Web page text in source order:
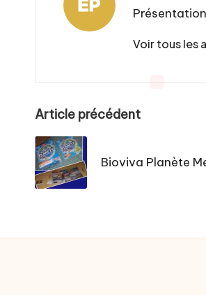
Voir tous les
Post
navigation
Article précédent
Bioviva Planète